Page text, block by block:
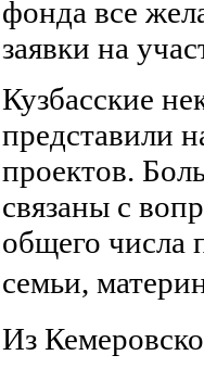
фонда все
заявки на
Кузбасские
представили
проектов.
связаны с
общего числа
семьи,
Из